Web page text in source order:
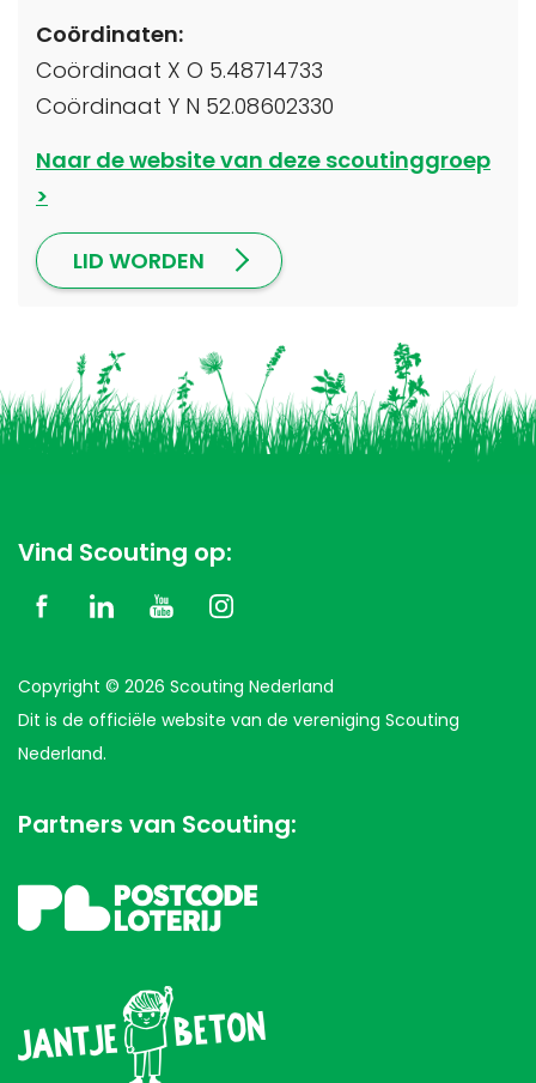
Coördinaten:
Coördinaat X O 5.48714733
Coördinaat Y N 52.08602330
Naar de website van deze scoutinggroep
LID WORDEN
Vind Scouting op:
Copyright © 2026 Scouting Nederland
Dit is de officiële website van de vereniging Scouting
Nederland.
Partners van Scouting: